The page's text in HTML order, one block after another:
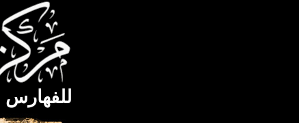
للفهارس